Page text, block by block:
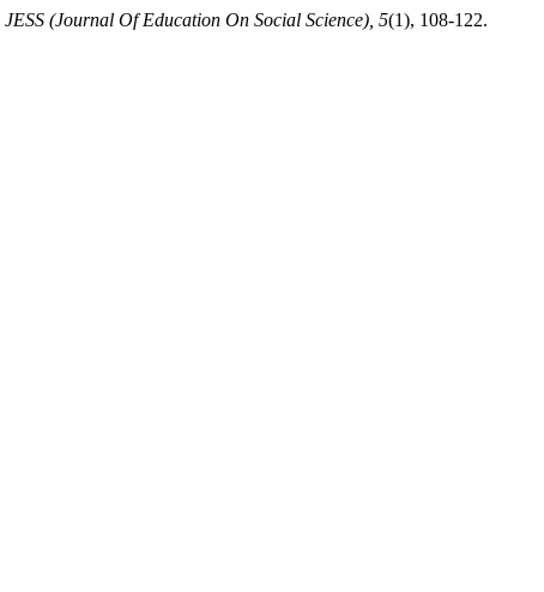
JESS (Journal Of Education On Social Science), 5(1), 108-122.